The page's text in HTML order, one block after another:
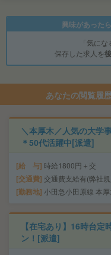
興味があった
「気に
保存した求人を
あなたの閲覧履
＼本厚木／人気の大学
＊50代活躍中[派遣]
給 与 時給1800円＋交
交通費 交通費支給有(弊社
勤務地 小田急小田原線 本
【在宅あり】16時台
ン！[派遣]